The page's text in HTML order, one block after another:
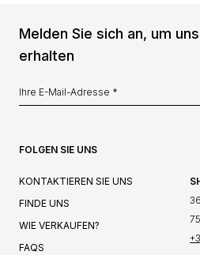
Melden Sie sich an, um
erhalten
FOLGEN SIE UNS
KONTAKTIEREN SIE UNS
FINDE UNS
WIE VERKAUFEN?
FAQS